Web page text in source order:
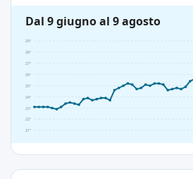
Dal 9 giugno al 9 agosto
21°
22°
23°
24°
25°
26°
27°
28°
29°